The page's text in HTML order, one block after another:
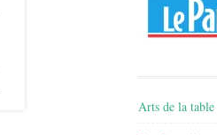
Arts de la table